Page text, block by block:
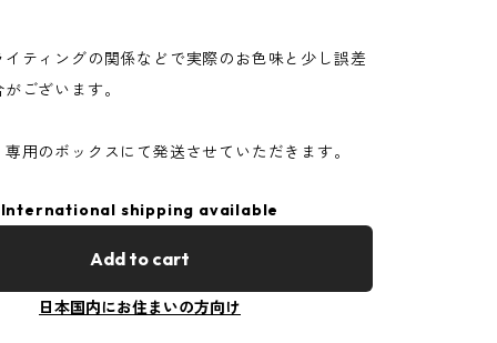
ティングの関係などで実際のお色味と少し誤差
ございます。
用のボックスにて発送させていただきます。
International shipping available
Add to cart
日本国内にお住まいの方向け